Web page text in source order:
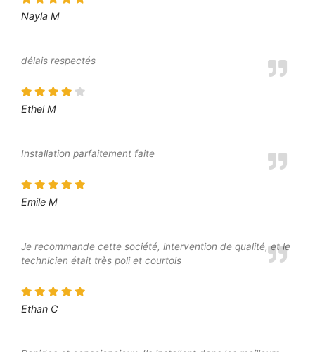
Nayla M
délais respectés
Ethel M
Installation parfaitement faite
Emile M
Je recommande cette société, intervention de qualité, et le
technicien était très poli et courtois
Ethan C